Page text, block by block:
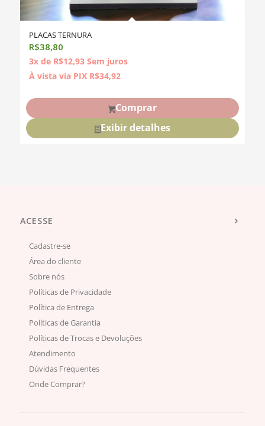
PLACAS TERNURA
R$38,80
3x de R$12,93 Sem juros
À vista via PIX R$34,92
Comprar
Exibir detalhes
ACESSE
Cadastre-se
Área do cliente
Sobre nós
Políticas de Privacidade
Política de Entrega
Políticas de Garantia
Políticas de Trocas e Devoluções
Atendimento
Dúvidas Frequentes
Onde Comprar?